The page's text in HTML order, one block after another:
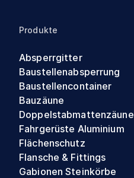
Produkte
Absperrgitter
Baustellenabsperrung
Baustellencontainer
Bauzäune
Doppelstabmattenzäune
Fahrgerüste Aluminium
Flächenschutz
Flansche & Fittings
Gabionen Steinkörbe